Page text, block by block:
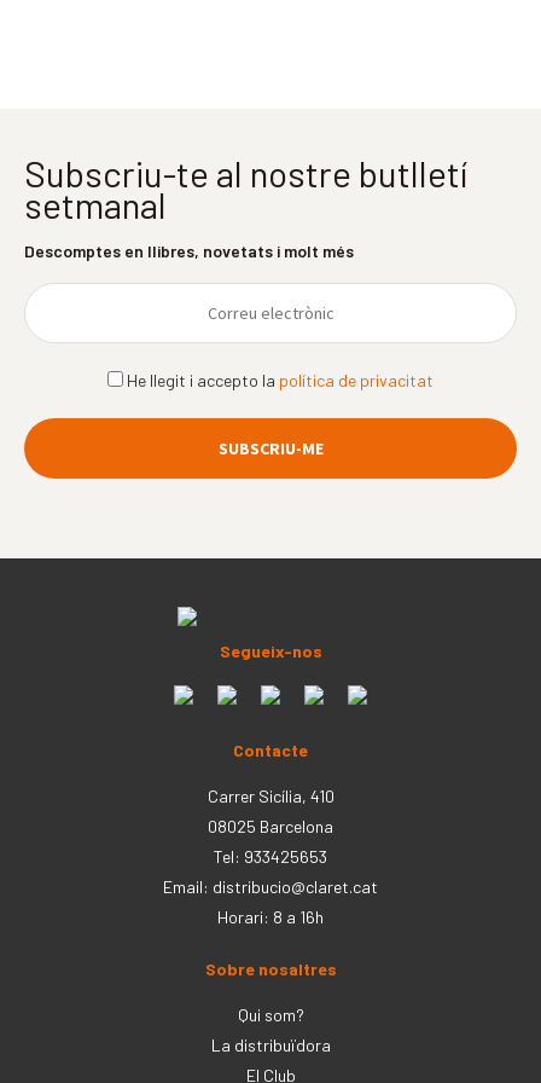
Subscriu-te al nostre butlletí
setmanal
Descomptes en llibres, novetats i molt més
He llegit i accepto la política de privacitat
Segueix-nos
Contacte
Carrer Sicília, 410
08025 Barcelona
Tel: 933425653
Email: distribucio@claret.cat
Horari: 8 a 16h
Sobre nosaltres
Qui som?
La distribuïdora
El Club